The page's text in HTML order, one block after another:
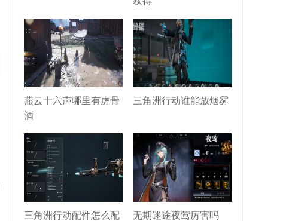
燕云十六声哪里有虎骨
酒
三角洲行动谁能放烟雾
三角洲行动配件怎么配 无期迷途夜莺厉害吗